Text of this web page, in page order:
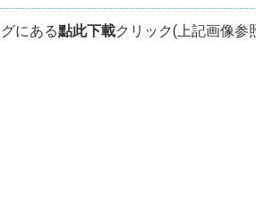
にある點此下載クリック(上記画像参